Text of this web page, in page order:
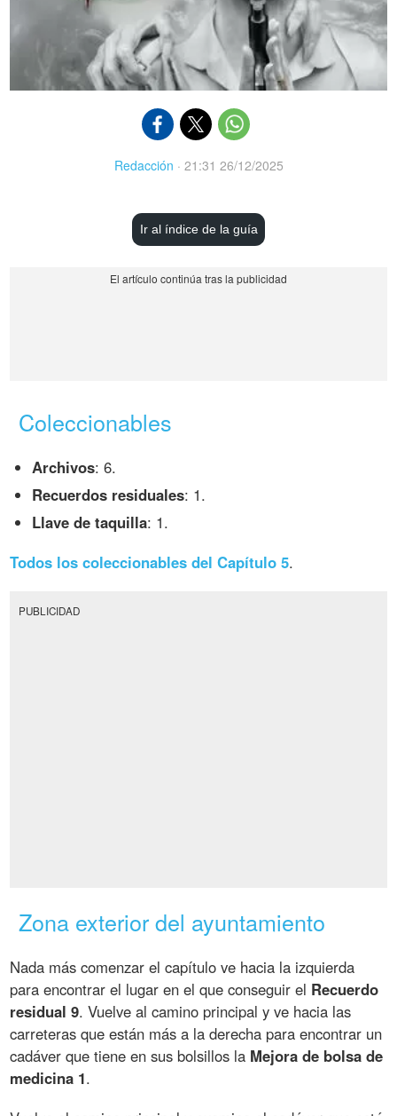
Redacción · 21:31 26/12/2025
Ir al índice de la guía
Coleccionables
Archivos: 6.
Recuerdos residuales: 1.
Llave de taquilla: 1.
Todos los coleccionables del Capítulo 5.
PUBLICIDAD
Zona exterior del ayuntamiento
Nada más comenzar el capítulo ve hacia la izquierda
para encontrar el lugar en el que conseguir el Recuerdo
residual 9. Vuelve al camino principal y ve hacia las
carreteras que están más a la derecha para encontrar un
cadáver que tiene en sus bolsillos la Mejora de bolsa de
medicina 1.